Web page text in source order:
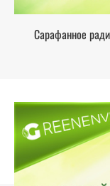
Сарафанное